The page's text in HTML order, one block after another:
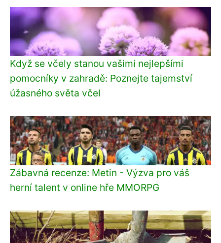
Když se včely stanou vašimi nejlepšími
pomocníky v zahradě: Poznejte tajemství
úžasného světa včel
Zábavná recenze: Metin - Výzva pro váš
herní talent v online hře MMORPG